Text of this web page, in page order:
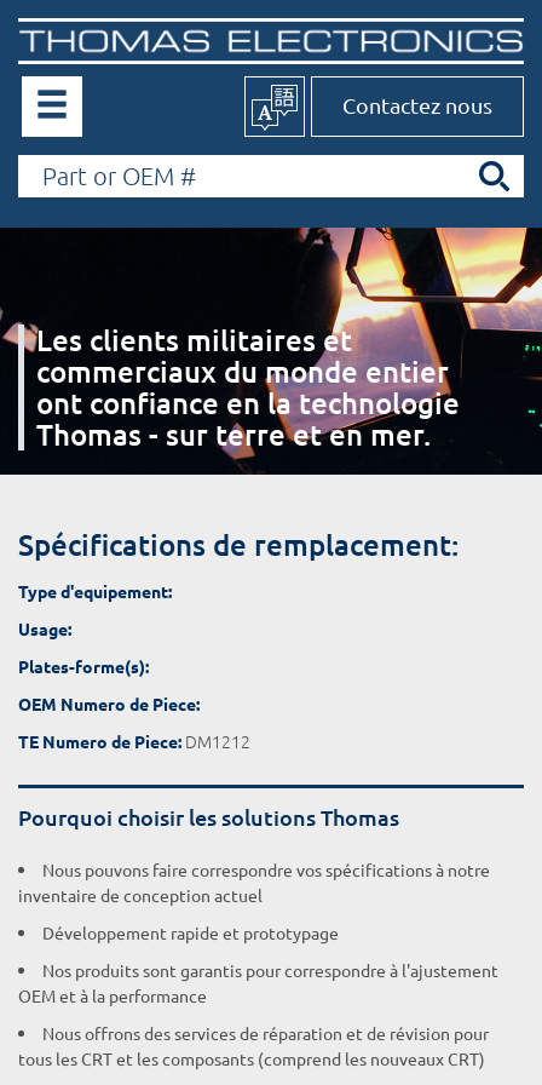
Contactez nous
Les clients militaires et
commerciaux du monde entier
ont confiance en la technologie
Thomas - sur terre et en mer.
Spécifications de remplacement:
Type d'equipement:
Usage:
Plates-forme(s):
OEM Numero de Piece:
TE Numero de Piece: DM1212
Pourquoi choisir les solutions Thomas
Nous pouvons faire correspondre vos spécifications à notre
inventaire de conception actuel
Développement rapide et prototypage
Nos produits sont garantis pour correspondre à l'ajustement
OEM et à la performance
Nous offrons des services de réparation et de révision pour
tous les CRT et les composants (comprend les nouveaux CRT)